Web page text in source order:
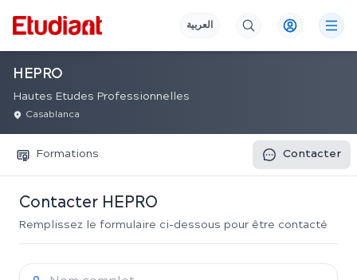
العربية
HEPRO
Hautes Etudes Professionnelles
Casablanca
Formations Contacter
Contacter HEPRO
Remplissez le formulaire ci-dessous pour être contacté